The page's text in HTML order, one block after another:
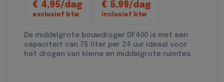
€ 4,95/dag
exclusief btw
€ 5,99/dag
inclusief btw
De middelgrote bouwdroger DF400 is met een
capaciteit van 75 liter per 24 uur ideaal voor
het drogen van kleine en middelgrote ruimtes.